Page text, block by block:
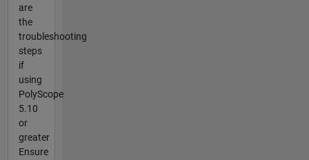
are
the
troubleshooting
steps
if
using
PolyScope
5.10
or
greater
Ensure